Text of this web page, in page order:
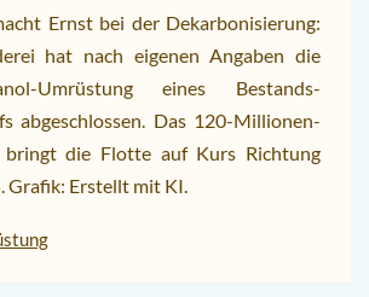
Ernst bei der Dekarbonisierung:
hat nach eigenen Angaben die
Umrüstung eines Bestands-
abgeschlossen. Das 120-Millionen-
bringt die Flotte auf Kurs Richtung
Grafik: Erstellt mit KI.